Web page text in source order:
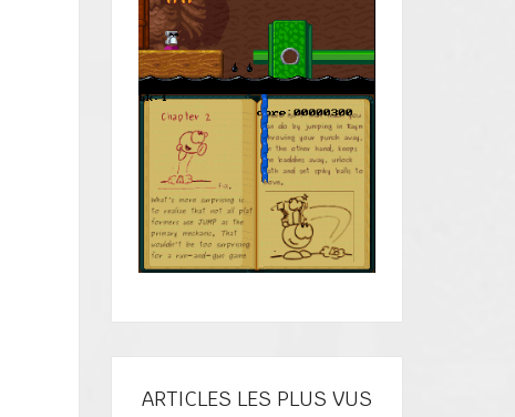
ARTICLES LES PLUS VUS